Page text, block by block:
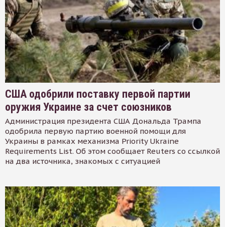
США одобрили поставку первой партии
оружия Украине за счет союзников
Администрация президента США Дональда Трампа
одобрила первую партию военной помощи для
Украины в рамках механизма Priority Ukraine
Requirements List. Об этом сообщает Reuters со ссылкой
на два источника, знакомых с ситуацией